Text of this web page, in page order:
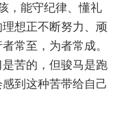
能守纪律、懂礼
想正不断努力、顽
常至，为者常成。
苦的，但骏马是跑
到这种苦带给自己